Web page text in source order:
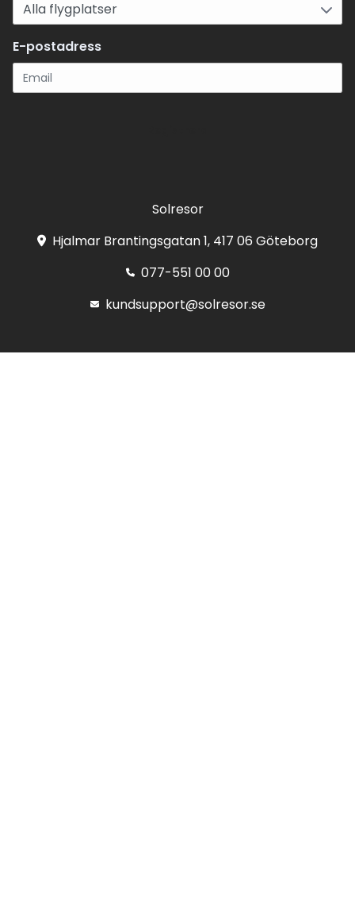
E-postadress
Solresor
Hjalmar Brantingsgatan 1, 417 06 Göteborg
077-551 00 00
kundsupport@solresor.se